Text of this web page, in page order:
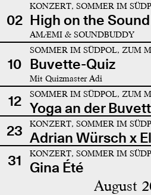
02
KONZERT, SOMMER IM
High on the Sound
AMÆMI & SOUNDBUDDY
10
SOMMER IM SÜDPOL, ZUM
Buvette-Quiz
Mit Quizmaster Adi
12 SOMMER IM SÜDPOL, ZUM
Yoga an der
23
KONZERT, SOMMER IM
Adrian Würsch x
31
KONZERT, SOMMER IM
Gina Été
August